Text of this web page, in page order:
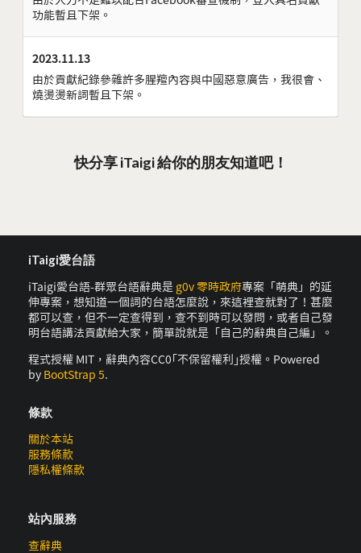
功能暫且下架。
2023.11.13
由於貢獻紀錄參雜許多腥羶內容與中國惡意廣告，我很會、
燒燙燙新詞暫且下架。
快分享 iTaigi 給你的朋友知道吧！
iTaigi愛台語
iTaigi愛台語-群眾台語辭典是 g0v 零時政府專案「萌典」的延
伸專案，想知道一個詞的台語怎麼說，來這裡查就對了！甚麼
都可以查，但不一定查得到，查不到時可以發問，或者自己發
明台語講法貢獻給大家，簡單說就是「自己的辭典自己編」。
程式授權 MIT，辭典內容CC0｢不保留權利｣授權。Powered
by BootStrap 5.
條款
關於本站
服務條款
隱私權條款
站內服務
查辭典